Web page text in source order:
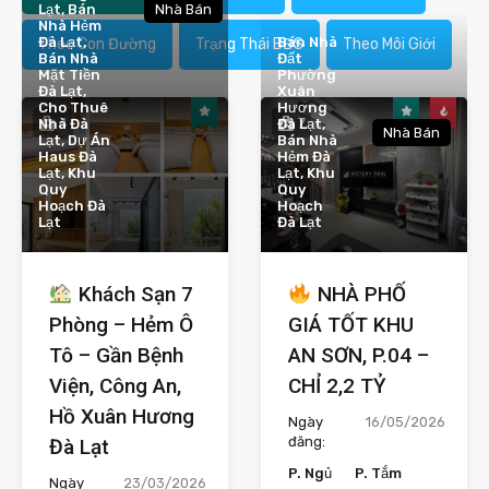
Theo Con Đường Trạng Thái BĐS Theo Môi Giới
4
Lạt, Bán
Nhà Hẻm
Đà Lạt,
Bán Nhà
Mặt Tiền
Đà Lạt,
Cho Thuê
Nhà Đà
Lạt, Dự Án
Haus Đà
Lạt, Khu
Quy
Hoạch Đà
Lạt
Nhà Bán
Khách Sạn 7
Phòng – Hẻm Ô
Tô – Gần Bệnh
Viện, Công An,
Hồ Xuân Hương
Đà Lạt
Ngày 23/03/2026
7
Bán Nhà
Đất
Phường
Xuân
Hương
Đà Lạt,
Bán Nhà
Hẻm Đà
Lạt, Khu
Quy
Hoạch
Đà Lạt
Nhà Bán
NHÀ PHỐ
GIÁ TỐT KHU
AN SƠN, P.04 –
CHỈ 2,2 TỶ
Ngày
đăng:
16/05/2026
P. Ngủ P. Tắm